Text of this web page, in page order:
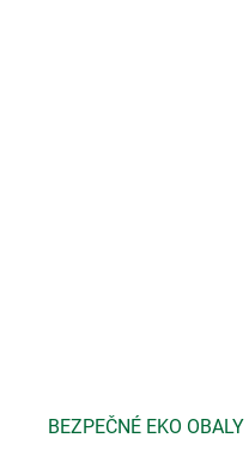
BEZPEČNÉ EKO OBALY